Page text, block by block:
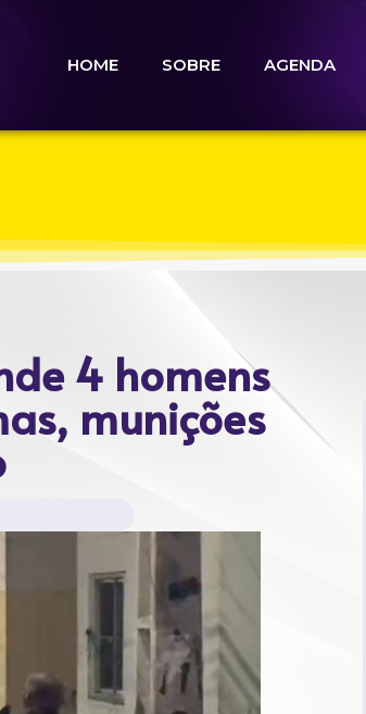
HOME SOBRE AGENDA
4 homens
munições